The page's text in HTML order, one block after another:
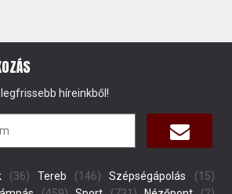
híreinkből!
(36) Tereb (146) Szépségápolás (15)